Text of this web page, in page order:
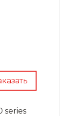
series